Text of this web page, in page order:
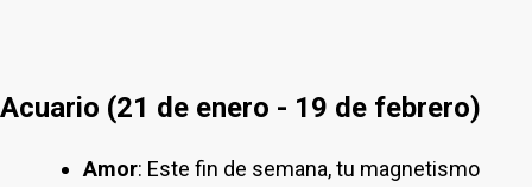
Acuario (21 de enero - 19 de febrero)
Amor: Este fin de semana, tu magnetismo